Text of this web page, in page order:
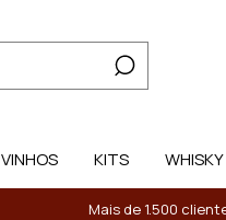
VINHOS KITS WHISKY
Mais de 1.500